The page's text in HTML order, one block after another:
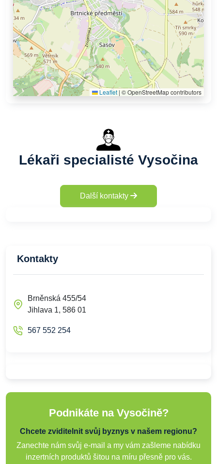
Leaflet | © OpenStreetMap contributors
Lékaři specialisté Vysočina
Další kontakty
Kontakty
Brněnská 455/54
Jihlava 1, 586 01
567 552 254
Podnikáte na Vysočině?
Chcete zviditelnit svůj byznys v našem regionu?
Zanechte nám svůj e-mail a my vám zašleme nabídku
inzertních produktů šitou na míru přesně pro vás.